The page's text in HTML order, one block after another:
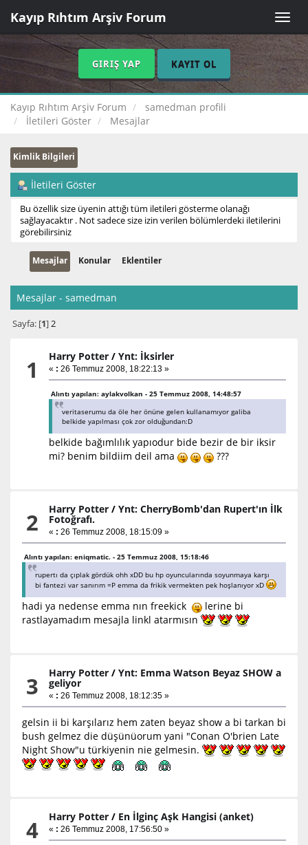
Toggle
Kayıp Rıhtım Arşiv Forum
GIRIŞ YAP KAYIT OL
Kayıp Rıhtım Arşiv Forum
samedman profili
İletileri Göster
Mesajlar
Kimlik Bilgileri
İletileri Göster
Bu özellik size üyenin attığı tüm iletileri gösterme olanağı
sağlayacaktır . Not sadece size izin verilen bölümlerdeki iletilerini
görebilirsiniz
Mesajlar Konular Eklentiler
Mesajlar - samedman
Sayfa: [1]2
1 Harry Potter /Ynt: İksirler
« : 26 Temmuz 2008, 18:22:13 »
Alıntı yapılan: aylakvolkan - 25 Temmuz 2008, 14:48:57
veritaserumu da öle her önüne gelen kullanamıyor galiba
belkide yapılması çok zor olduğundan:D
belkide bağımlılık yapıodur bide bezir de bir iksir
mi? benim bildiim deil ama
???
2 Harry Potter /Ynt: CherryBomb'dan Rupert'ın İlk
Fotoğrafı.
« : 26 Temmuz 2008, 18:15:09 »
Alıntı yapılan: eniqmatic. - 25 Temmuz 2008, 15:18:46
rupertı da çıplak gördük ohh xDD bu hp oyuncularında soyunmaya karşı
bi fantezi var sanırım =P emma da frikik vermekten pek hoşlanıyor xD
hadi ya nedense emma nın freekick
lerine bi
rastlayamadım mesajla linkl atarmısın
3 Harry Potter /Ynt: Emma Watson Beyaz SHOW a
geliyor
« : 26 Temmuz 2008, 18:12:35 »
gelsin ii bi karşılarız hem zaten beyaz show a bi tarkan bi
bush gelmez die düşünüorum yani "Conan O'brien Late
Night Show"u türkiyenin nie gelmesin.
4 Harry Potter / En İlginç Aşk Hangisi (anket)
« : 26 Temmuz 2008, 17:56:50 »